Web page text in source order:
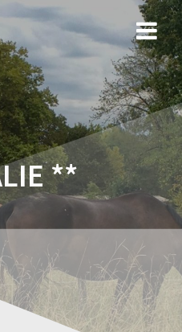
**